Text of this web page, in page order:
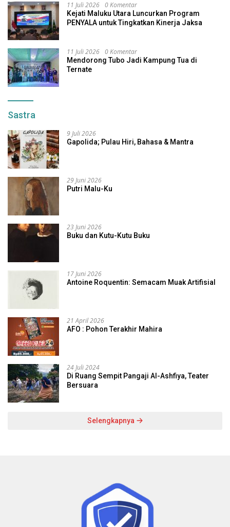
11 Juli 2026 0 Komentar
Kejati Maluku Utara Luncurkan Program
PENYALA untuk Tingkatkan Kinerja Jaksa
11 Juli 2026 0 Komentar
Mendorong Tubo Jadi Kampung Tua di
Ternate
Sastra
9 Juli 2026
Gapolida; Pulau Hiri, Bahasa & Mantra
29 Juni 2026
Putri Malu-Ku
23 Juni 2026
Buku dan Kutu-Kutu Buku
17 Juni 2026
Antoine Roquentin: Semacam Muak Artifisial
21 April 2026
AFO : Pohon Terakhir Mahira
24 Juli 2024
Di Ruang Sempit Pangaji Al-Ashfiya, Teater
Bersuara
Selengkapnya